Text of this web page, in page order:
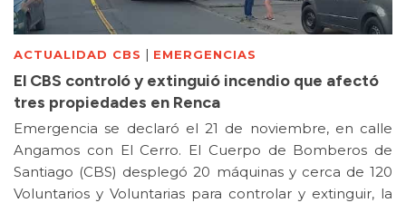
ACTUALIDAD CBS | EMERGENCIAS
El CBS controló y extinguió incendio que afectó
tres propiedades en Renca
Emergencia se declaró el 21 de noviembre, en calle
Angamos con El Cerro. El Cuerpo de Bomberos de
Santiago (CBS) desplegó 20 máquinas y cerca de 120
Voluntarios y Voluntarias para controlar y extinguir, la